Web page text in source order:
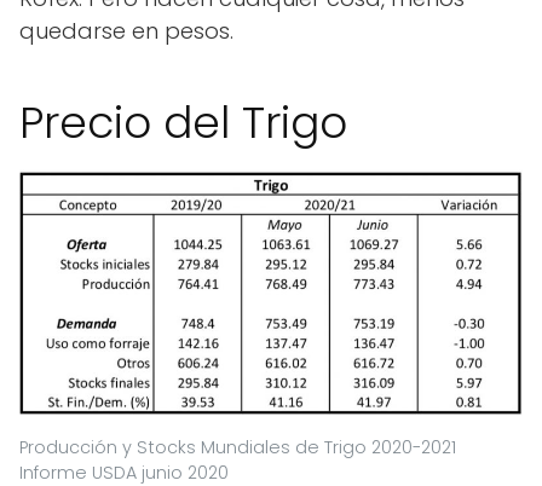
quedarse en pesos.
Precio del Trigo
Producción y Stocks Mundiales de Trigo 2020-2021
Informe USDA junio 2020